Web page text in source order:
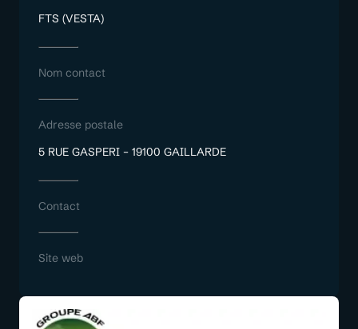
FTS (VESTA)
Nom contact
Adresse postale
5 RUE GASPERI – 19100 GAILLARDE
Contact
Site web